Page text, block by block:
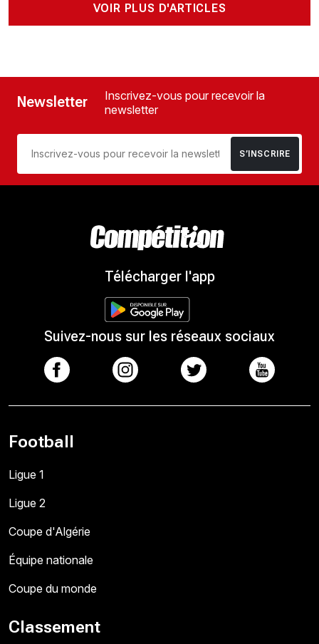
VOIR PLUS D'ARTICLES
Newsletter
Inscrivez-vous pour recevoir la
newsletter
S’INSCRIRE
Télécharger l'app
Suivez-nous sur les réseaux sociaux
Football
Ligue 1
Ligue 2
Coupe d'Algérie
Équipe nationale
Coupe du monde
Classement